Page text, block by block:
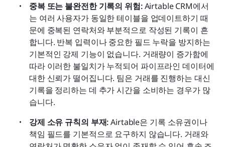
중복 또는 불완전한 기록의 위험: Airtable CRM에서
는 여러 사용자가 동일한 테이블을 업데이트하기 때
문에 중복된 연락처와 부분적으로 작성된 기록이 흔
합니다. 반복 입력이나 중요한 필드 누락을 방지하는
기본적인 강제 기능이 없습니다. 거래량이 증가함에
따라 이러한 불일치가 누적되어 파이프라인 데이터에
대한 신뢰가 떨어집니다. 팀은 거래를 진행하는 대신
기록을 정리하는 데 추가 시간을 소비하는 경우가 많
습니다.
강제 소유 규칙의 부재: Airtable은 기록 소유권이나
책임 필드를 기본적으로 요구하지 않습니다. 거래와